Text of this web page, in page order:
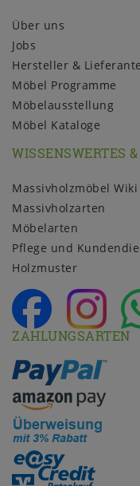
Über uns
Jobs
Hersteller &
Möbel Programme
Möbelausstellung
Möbel Kataloge
WISSENSWERTES
Massivholzmöbel Wiki
Massivholzarten
Möbelarten
Pflege und
Holzmuster
ZAHLUNGSARTEN